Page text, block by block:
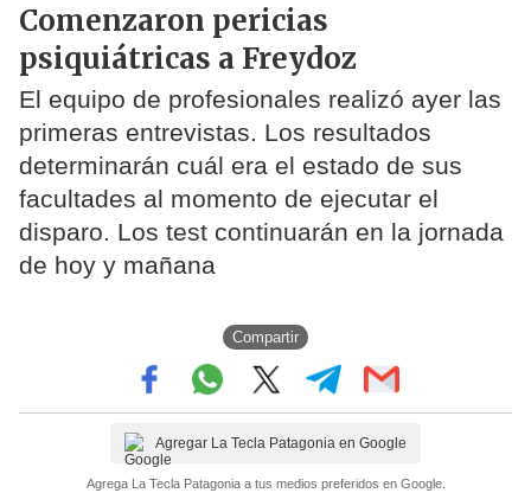
Comenzaron pericias
psiquiátricas a Freydoz
El equipo de profesionales realizó ayer las
primeras entrevistas. Los resultados
determinarán cuál era el estado de sus
facultades al momento de ejecutar el
disparo. Los test continuarán en la jornada
de hoy y mañana
Compartir
Agregar La Tecla Patagonia en Google
Agrega La Tecla Patagonia a tus medios preferidos en Google.